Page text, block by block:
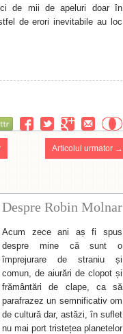
de mii de apeluri doar în
de erori inevitabile au loc
Articolul urmator →
Despre Robin Molnar
Acum zece ani aș fi spus
despre mine că sunt o
împrejurare de straniu și
comun, de aiurări de clopot și
frământări de clape, ca să
parafrazez un semnificativ om
de cultură dar, astăzi, în suflet
nu mai port tristețea planetelor